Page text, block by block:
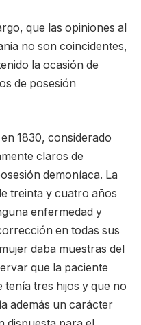
que las opiniones al
no son coincidentes,
la ocasión de
de posesión
1830, considerado
claros de
demoníaca. La
treinta y cuatro años
enfermedad y
en todas sus
daba muestras del
que la paciente
tenía tres hijos y que no
además un carácter